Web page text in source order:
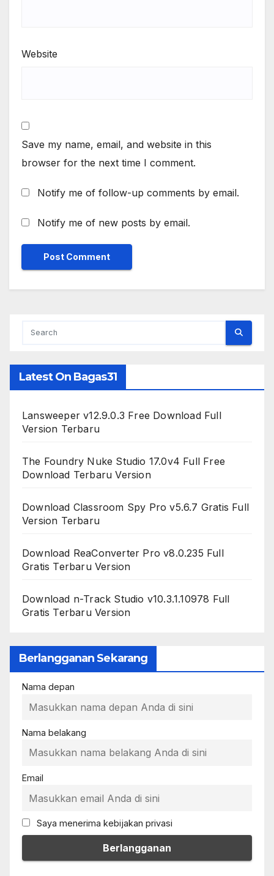
Website
Save my name, email, and website in this
browser for the next time I comment.
Notify me of follow-up comments by email.
Notify me of new posts by email.
Latest On Bagas31
Lansweeper v12.9.0.3 Free Download Full
Version Terbaru
The Foundry Nuke Studio 17.0v4 Full Free
Download Terbaru Version
Download Classroom Spy Pro v5.6.7 Gratis Full
Version Terbaru
Download ReaConverter Pro v8.0.235 Full
Gratis Terbaru Version
Download n-Track Studio v10.3.1.10978 Full
Gratis Terbaru Version
Berlangganan Sekarang
Nama depan
Nama belakang
Email
Saya menerima kebijakan privasi